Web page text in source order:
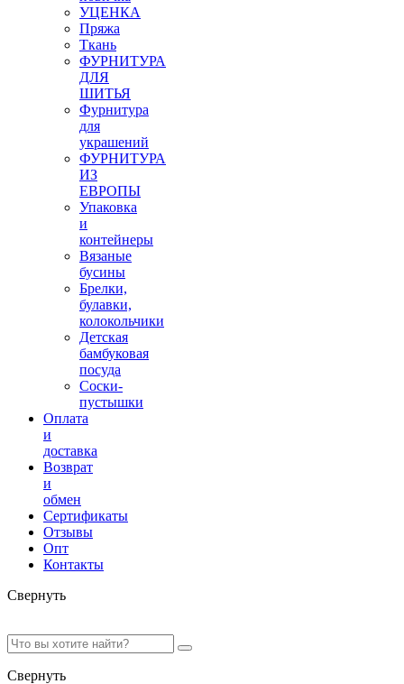
УЦЕНКА
Пряжа
Ткань
ФУРНИТУРА
ДЛЯ
ШИТЬЯ
Фурнитура
для
украшений
ФУРНИТУРА
ИЗ
ЕВРОПЫ
Упаковка
и
контейнеры
Вязаные
бусины
Брелки,
булавки,
колокольчики
Детская
бамбуковая
посуда
Соски-
пустышки
Оплата
и
доставка
Возврат
и
обмен
Сертификаты
Отзывы
Опт
Контакты
Свернуть
Свернуть